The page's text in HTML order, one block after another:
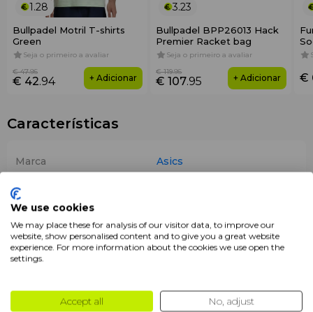
1.28
Bullpadel Motril T-shirts
Green
Seja o primeiro a avaliar
€ 42.94
€ 47.95
+ Adicionar
3.23
Bullpadel BPP26013 Hack
Premier Racket bag
Seja o primeiro a avaliar
€ 107.95
€ 119.95
+ Adicionar €
Características
Marca
Asics
Jogador
Cor
Tipo de sola
Mistos
Formato do pé
We use cookies
We may place these for analysis of our visitor data, to improve our
website, show personalised content and to give you a great website
experience. For more information about the cookies we use open the
settings.
Accept all No, adjust